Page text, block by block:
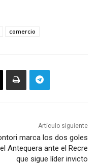
comercio
Artículo siguiente
marca los dos goles
Antequera ante el Recre
que sigue líder invicto